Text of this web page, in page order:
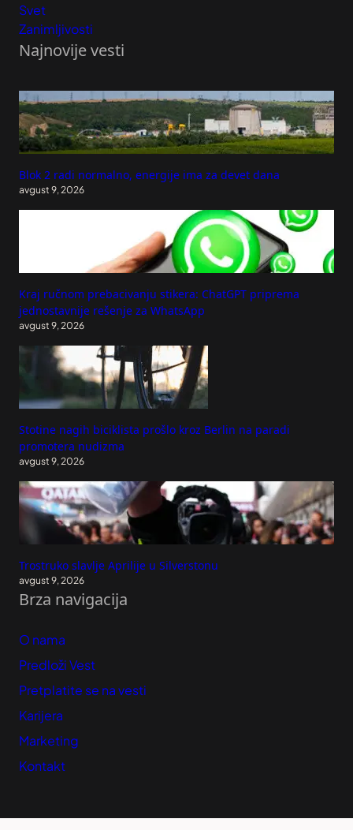
Svet
Zanimljivosti
Najnovije vesti
Blok 2 radi normalno, energije ima za devet dana
avgust 9, 2026
Kraj ručnom prebacivanju stikera: ChatGPT priprema
jednostavnije rešenje za WhatsApp
avgust 9, 2026
Stotine nagih biciklista prošlo kroz Berlin na paradi
promotera nudizma
avgust 9, 2026
Trostruko slavlje Aprilije u Silverstonu
avgust 9, 2026
Brza navigacija
O nama
Predloži Vest
Pretplatite se na vesti
Karijera
Marketing
Kontakt